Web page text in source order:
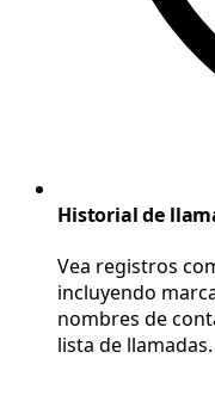
Historial de
Vea registros
incluyendo
nombres de
lista de llamadas.